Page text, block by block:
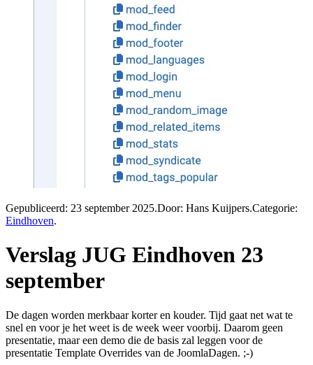
Gepubliceerd: 23 september 2025.Door: Hans Kuijpers.Categorie:
Eindhoven.
Verslag JUG Eindhoven 23
september
De dagen worden merkbaar korter en kouder. Tijd gaat net wat te
snel en voor je het weet is de week weer voorbij. Daarom geen
presentatie, maar een demo die de basis zal leggen voor de
presentatie Template Overrides van de JoomlaDagen. ;-)